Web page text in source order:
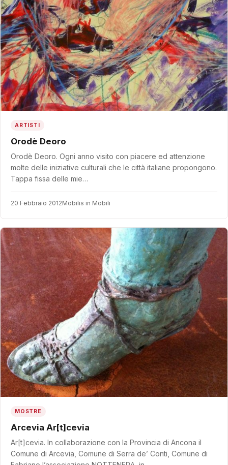
ARTISTI
Orodè Deoro
Orodè Deoro. Ogni anno visito con piacere ed attenzione
molte delle iniziative culturali che le città italiane propongono.
Tappa fissa delle mie…
20 Febbraio 2012Mobilis in Mobili
MOSTRE
Arcevia Ar[t]cevia
Ar[t]cevia. In collaborazione con la Provincia di Ancona il
Comune di Arcevia, Comune di Serra de’ Conti, Comune di